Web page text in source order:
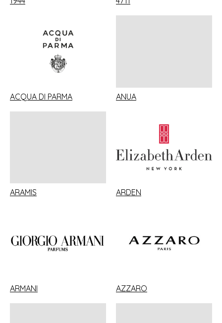
ACQUA DI PARMA ANUA
ARAMIS ARDEN
ARMANI AZZARO